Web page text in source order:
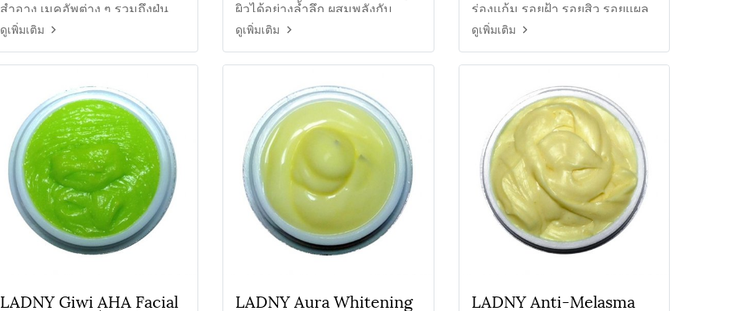
สำอาง เมคอัพต่าง ๆ รวมถึงฝุ่น
และสิ่งอุดตันเล็ก ๆ ได้อย่าง
ดูเพิ่มเติม
ผิวได้อย่างล้ำลึก ผสมพลังกับ
ทองคำบริสุทธิ์ สารสกัดไฮยารู
ดูเพิ่มเติม
ร่องแก้ม รอยฝ้า รอยสิว รอยแผล
เป็น
ดูเพิ่มเติม
LADNY Giwi AHA Facial
LADNY Aura Whitening
LADNY Anti-Melasma